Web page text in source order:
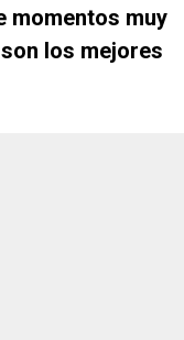
momentos muy
los mejores